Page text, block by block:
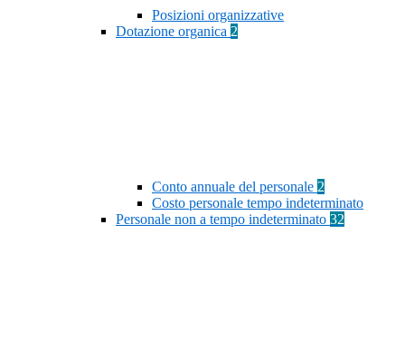
Posizioni organizzative
Dotazione organica 2
Conto annuale del personale 2
Costo personale tempo indeterminato
Personale non a tempo indeterminato 32